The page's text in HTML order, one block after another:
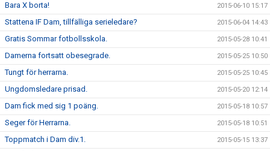
Bara X borta! 2015-06-10 15:17
Stattena IF Dam, tillfälliga serieledare? 2015-06-04 14:43
Gratis Sommar fotbollsskola. 2015-05-28 10:41
Damerna fortsatt obesegrade. 2015-05-25 10:50
Tungt för herrarna. 2015-05-25 10:45
Ungdomsledare prisad. 2015-05-20 12:14
Dam fick med sig 1 poäng. 2015-05-18 10:57
Seger för Herrarna. 2015-05-18 10:51
Toppmatch i Dam div.1. 2015-05-15 13:37